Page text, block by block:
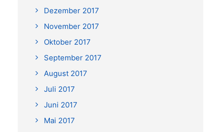
Dezember 2017
November 2017
Oktober 2017
September 2017
August 2017
Juli 2017
Juni 2017
Mai 2017